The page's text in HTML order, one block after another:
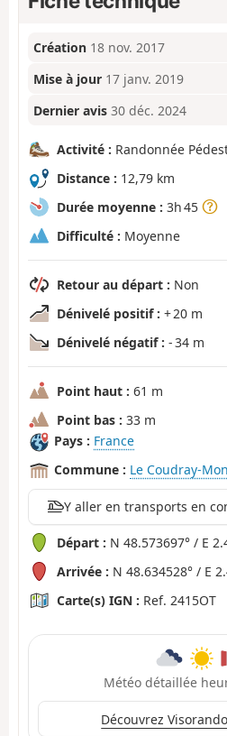
Création 18 nov. 2017
Mise à jour 17 janv. 2019
Dernier avis 30 déc. 2024
Activité : Randonnée
Distance : 12,79 km
Durée moyenne : 3h 45
Difficulté : Moyenne
Retour au départ : Non
Dénivelé positif : + 20 m
Dénivelé négatif : - 34 m
Point haut : 61 m
Point bas : 33 m
Pays : France
Commune : Le Coudray-
Y aller en transports en
Départ : N 48.573697° / E
Arrivée : N 48.634528° / E
Carte(s) IGN : Ref. 2415OT
Météo détaillée
Découvrez